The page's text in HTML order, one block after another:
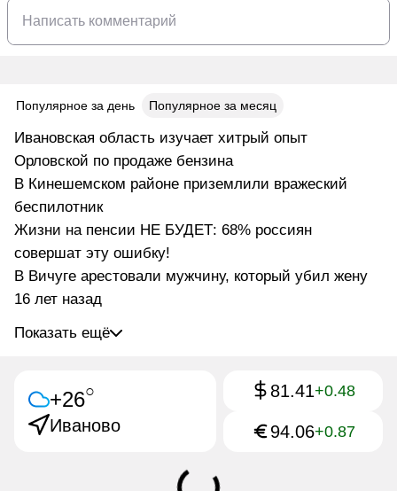
Популярное за день Популярное за месяц
Ивановская область изучает хитрый опыт
Орловской по продаже бензина
В Кинешемском районе приземлили вражеский
беспилотник
Жизни на пенсии НЕ БУДЕТ: 68% россиян
совершат эту ошибку!
В Вичуге арестовали мужчину, который убил жену
16 лет назад
Показать ещё
+26○
Иваново
81.41+0.48
94.06+0.87